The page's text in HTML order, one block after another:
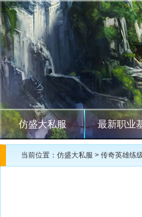
仿盛大私服 最新职业
当前位置： 仿盛大私服 > 传奇英雄练